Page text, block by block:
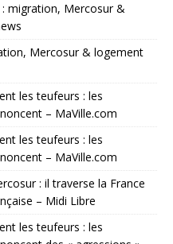
: migration, Mercosur &
Mercosur & logement
les teufeurs : les
– MaVille.com
les teufeurs : les
– MaVille.com
: il traverse la France
– Midi Libre
les teufeurs : les